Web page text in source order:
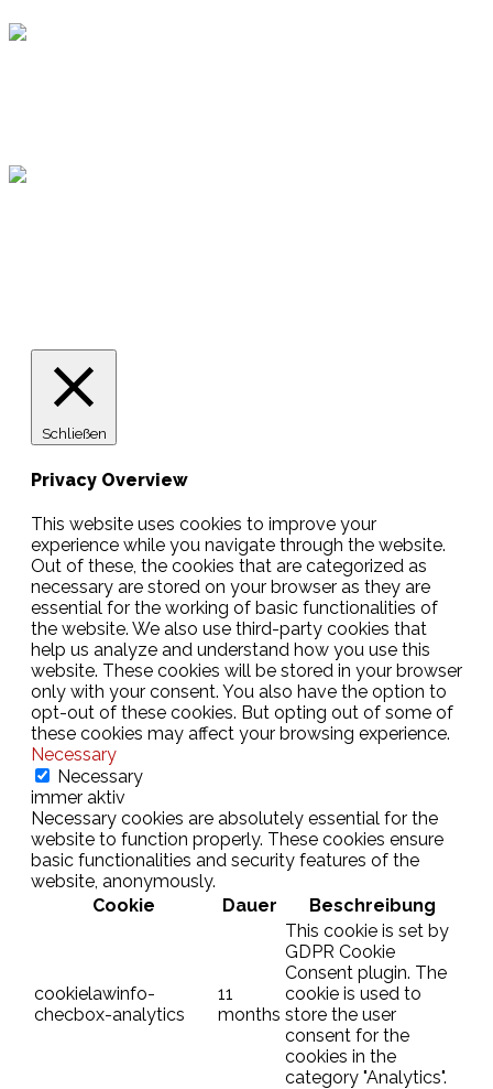
Schließen
Privacy Overview
This website uses cookies to improve your
experience while you navigate through the website.
Out of these, the cookies that are categorized as
necessary are stored on your browser as they are
essential for the working of basic functionalities of
the website. We also use third-party cookies that
help us analyze and understand how you use this
website. These cookies will be stored in your browser
only with your consent. You also have the option to
opt-out of these cookies. But opting out of some of
these cookies may affect your browsing experience.
Necessary
Necessary
immer aktiv
Necessary cookies are absolutely essential for the
website to function properly. These cookies ensure
basic functionalities and security features of the
website, anonymously.
Cookie
Dauer Beschreibung
cookielawinfo-
checbox-analytics
11
months
This cookie is set by
GDPR Cookie
Consent plugin. The
cookie is used to
store the user
consent for the
cookies in the
category "Analytics".